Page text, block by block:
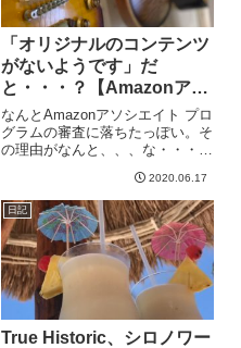
「オリジナルのコンテンツ
がないようです」だ
と・・・？【Amazonアソ
シエイト 】
なんとAmazonアソシエイト プロ
グラムの審査に落ちたっぽい。そ
の理由がなんと、、、な・・・ん
ナルがないとは。。。これは予想
の斜め上すぎた。約２２２０のオ
リジナル記事があるんですけ
ど。。。というか、他人のペー...
2020.06.17
日記
True Historic、シロノワー